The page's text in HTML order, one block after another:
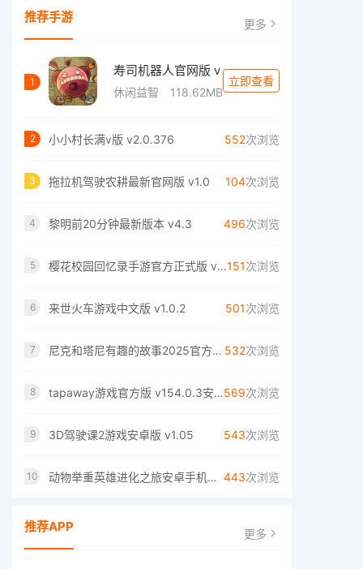
推荐手游 更多
1
寿司机器人官网版 v
休闲益智 118.62MB
立即查看
2 小小村长满v版 v2.0.376 552次浏览
3 拖拉机驾驶农耕最新官网版 v1.0 104次浏览
4 黎明前20分钟最新版本 v4.3 496次浏览
5 樱花校园回忆录手游官方正式版 v1.0151次浏览
6 来世火车游戏中文版 v1.0.2 501次浏览
7 尼克和塔尼有趣的故事2025官方版 v2.8 532次浏览
8 tapaway游戏官方版 v154.0.3安卓版569次浏览
9 3D驾驶课2游戏安卓版 v1.05 543次浏览
10 动物举重英雄进化之旅安卓手机版 v1.0.0 443次浏览
推荐APP 更多